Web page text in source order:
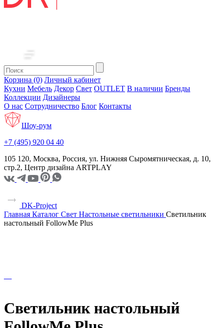
Корзина (0) Личный кабинет
Кухни Мебель Декор Свет OUTLET В наличии Бренды
Коллекции Дизайнеры
О нас Сотрудничество Блог Контакты
Шоу-рум
+7 (495) 920 04 40
105 120, Москва, Россия, ул. Нижняя Сыромятническая, д. 10,
стр.2, Центр дизайна ARTPLAY
DK-Project
Главная Каталог Свет Настольные светильники Светильник
настольный FollowMe Plus
Светильник настольный